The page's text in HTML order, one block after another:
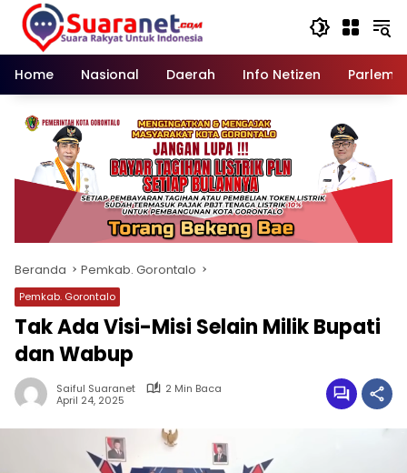
Langsung
konten
Home
Nasional Daerah Info Netizen
Beranda Pemkab. Gorontalo
Pemkab. Gorontalo
Tak Ada Visi-Misi Selain Milik Bupati
dan Wabup
Saiful Suaranet
2 Min Baca
April 24, 2025